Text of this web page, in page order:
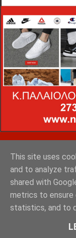
VOiD ΣΠΑΡΤΗ
This site uses
and to analyze
shared with
metrics to ensure
statistics, and to